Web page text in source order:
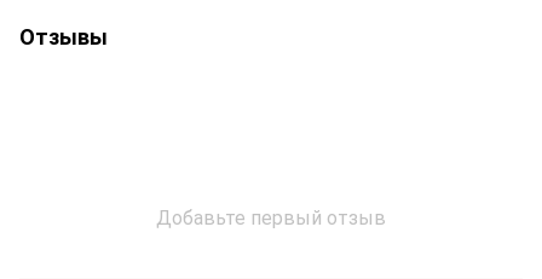
Отзывы
Добавьте первый отзыв